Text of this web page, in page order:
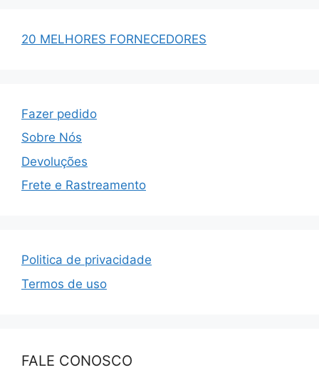
20 MELHORES FORNECEDORES
Fazer pedido
Sobre Nós
Devoluções
Frete e Rastreamento
Politica de privacidade
Termos de uso
FALE CONOSCO